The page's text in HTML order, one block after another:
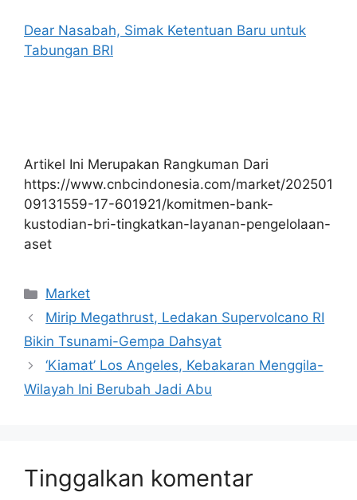
Dear Nasabah, Simak Ketentuan Baru untuk
Tabungan BRI
Artikel Ini Merupakan Rangkuman Dari
https://www.cnbcindonesia.com/market/202501
09131559-17-601921/komitmen-bank-
kustodian-bri-tingkatkan-layanan-pengelolaan-
aset
Kategori
Market
Mirip Megathrust, Ledakan Supervolcano RI
Bikin Tsunami-Gempa Dahsyat
‘Kiamat’ Los Angeles, Kebakaran Menggila-
Wilayah Ini Berubah Jadi Abu
Tinggalkan komentar